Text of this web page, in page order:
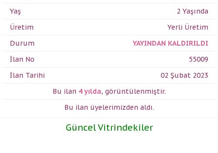
Yaş
2 Yaşında
Üretim
Yerli Üretim
Durum
YAYINDAN KALDIRILDI
İlan No
55009
İlan Tarihi
02 Şubat 2023
Bu ilan 4 yılda, görüntülenmiştir.
Bu ilan üyelerimizden aldı.
Güncel Vitrindekiler